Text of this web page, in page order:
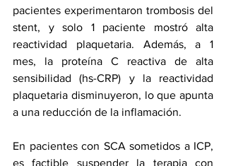
pacientes experimentaron trombosis del
stent, y solo 1 paciente mostró alta
reactividad plaquetaria. Además, a 1
mes, la proteína C reactiva de alta
sensibilidad (hs-CRP) y la reactividad
plaquetaria disminuyeron, lo que apunta
a una reducción de la inflamación.
En pacientes con SCA sometidos a ICP,
es factible suspender la terapia con